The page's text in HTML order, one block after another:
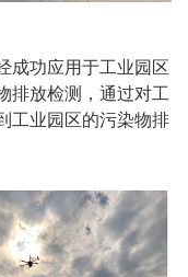
成功应用于工业园区
排放检测，通过对工
工业园区的污染物排